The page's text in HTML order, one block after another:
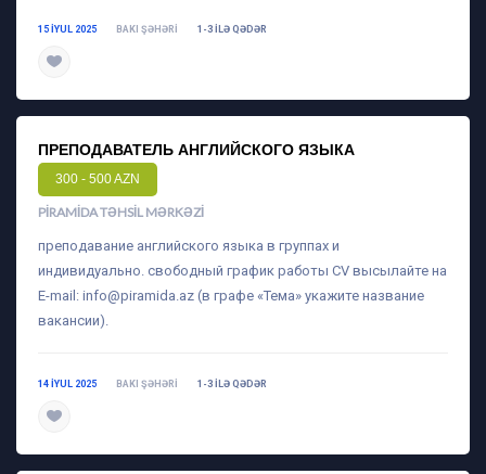
15 IYUL 2025 BAKI ŞƏHƏRI 1-3 ILƏ QƏDƏR
ПРЕПОДАВАТЕЛЬ АНГЛИЙСКОГО ЯЗЫКА
300 - 500 AZN
PIRAMIDA TƏHSIL MƏRKƏZI
преподавание английского языка в группах и
индивидуально. свободный график работы CV высылайте на
E-mail: info@piramida.az (в графе «Тема» укажите название
вакансии).
14 IYUL 2025 BAKI ŞƏHƏRI 1-3 ILƏ QƏDƏR